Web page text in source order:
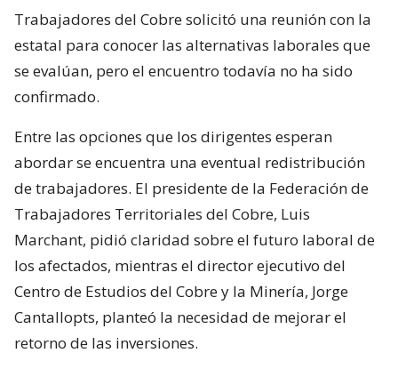
Trabajadores del Cobre solicitó una reunión con la
estatal para conocer las alternativas laborales que
se evalúan, pero el encuentro todavía no ha sido
confirmado.
Entre las opciones que los dirigentes esperan
abordar se encuentra una eventual redistribución
de trabajadores. El presidente de la Federación de
Trabajadores Territoriales del Cobre, Luis
Marchant, pidió claridad sobre el futuro laboral de
los afectados, mientras el director ejecutivo del
Centro de Estudios del Cobre y la Minería, Jorge
Cantallopts, planteó la necesidad de mejorar el
retorno de las inversiones.